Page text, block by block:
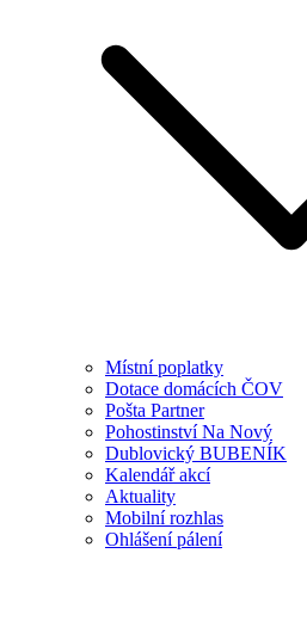
Místní poplatky
Dotace domácích ČOV
Pošta Partner
Pohostinství Na Nový
Dublovický BUBENÍK
Kalendář akcí
Aktuality
Mobilní rozhlas
Ohlášení pálení